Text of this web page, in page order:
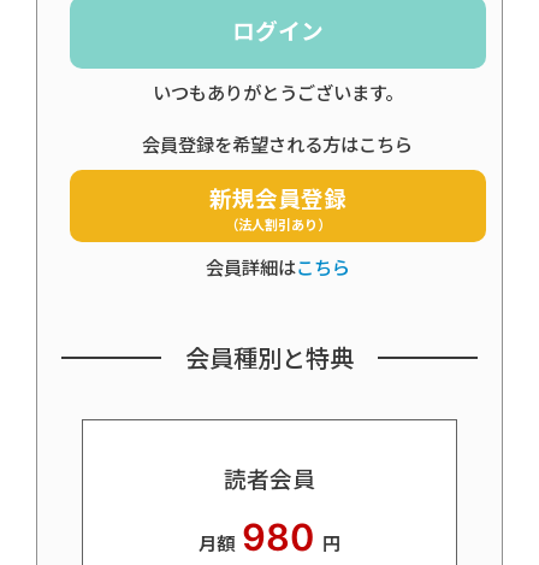
ログイン
いつもありがとうございます。
会員登録を希望される方はこちら
新規会員登録
（法人割引あり）
会員詳細はこちら
会員種別と特典
読者会員
月額 980 円